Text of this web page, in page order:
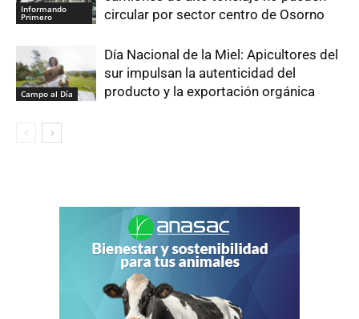
Informando
Primero
circular por sector centro de Osorno
Campo al Día
Día Nacional de la Miel: Apicultores del
sur impulsan la autenticidad del
producto y la exportación orgánica